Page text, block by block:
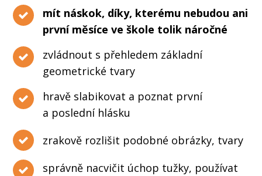
mít náskok, díky, kterému nebudou ani
první měsíce ve škole tolik náročné
zvládnout s přehledem základní
geometrické tvary
hravě slabikovat a poznat první
a poslední hlásku
zrakově rozlišit podobné obrázky, tvary
správně nacvičit úchop tužky, používat